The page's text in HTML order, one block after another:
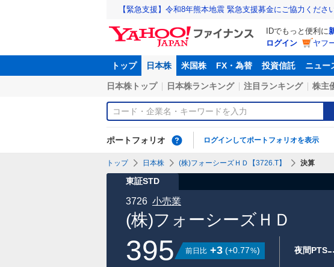
【緊急支援】令和8年熊本地震 緊急支援募金にご協力くださ
IDでもっと便利に
ログイン
ヤフ
トップ 日本株 米国株 FX・為替 投資信託 ニュー
日本株トップ 日本株ランキング 注目ランキング 株主
ポートフォリオ ログインしてポートフォリオを表示
トップ 日本株 (株)フォーシーズＨＤ【3726.T】 決算
東証STD
(株)フォーシーズＨＤ
3726 小売業
395 前日比 +3 (+0.77%) 夜間PTS